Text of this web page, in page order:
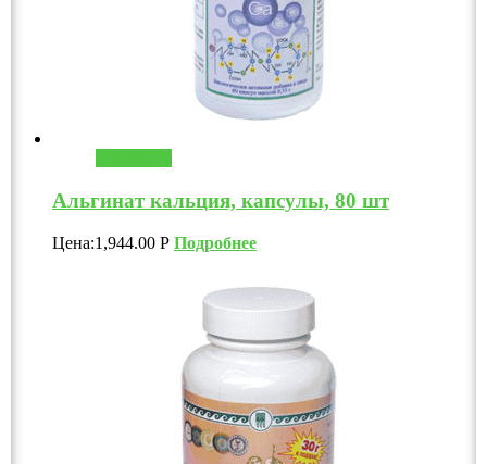
Альгинат кальция, капсулы, 80 шт
Цена:1,944.00 Р Подробнее